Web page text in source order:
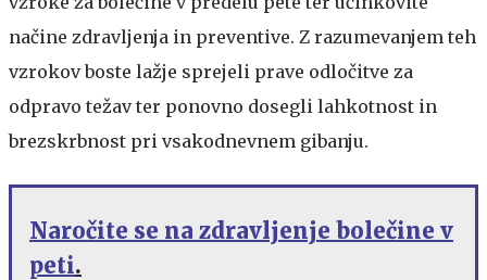
načine zdravljenja in preventive. Z razumevanjem teh
vzrokov boste lažje sprejeli prave odločitve za
odpravo težav ter ponovno dosegli lahkotnost in
brezskrbnost pri vsakodnevnem gibanju.
Naročite se na zdravljenje bolečine v
peti.